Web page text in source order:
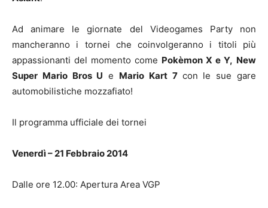
Ad animare le giornate del Videogames Party non
mancheranno i tornei che coinvolgeranno i titoli più
appassionanti del momento come Pokèmon X e Y, New
Super Mario Bros U e Mario Kart 7 con le sue gare
automobilistiche mozzafiato!
Il programma ufficiale dei tornei
Venerdì – 21 Febbraio 2014
Dalle ore 12.00: Apertura Area VGP